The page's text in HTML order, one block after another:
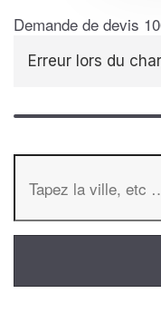
Demande de devis
Erreur lors du